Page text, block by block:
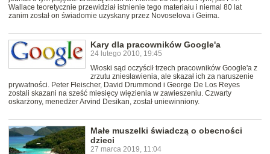
Wallace teoretycznie przewidział istnienie tego materiału i niemal 80 lat
zanim został on świadomie uzyskany przez Novoselova i Geima.
Kary dla pracowników Google'a
24 lutego 2010, 19:45
Włoski sąd oczyścił trzech pracowników Google'a z
zrzutu zniesławienia, ale skazał ich za naruszenie
prywatności. Peter Fleischer, David Drummond i George De Los Reyes
zostali skazani na sześć miesięcy więzienia w zawieszeniu. Czwarty
oskarżony, menedżer Arvind Desikan, został uniewinniony.
Małe muszelki świadczą o obecności
dzieci
27 marca 2019, 11:04